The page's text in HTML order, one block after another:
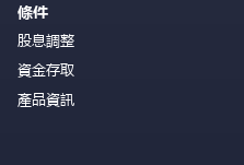
條件
股息調整
資金存取
產品資訊